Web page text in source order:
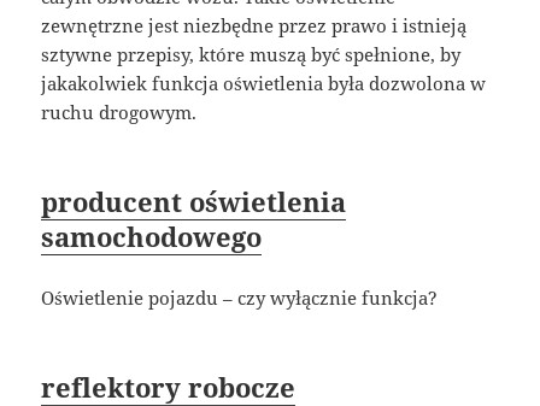
zewnętrzne jest niezbędne przez prawo i istnieją
sztywne przepisy, które muszą być spełnione, by
jakakolwiek funkcja oświetlenia była dozwolona w
ruchu drogowym.
producent oświetlenia
samochodowego
Oświetlenie pojazdu – czy wyłącznie funkcja?
reflektory robocze